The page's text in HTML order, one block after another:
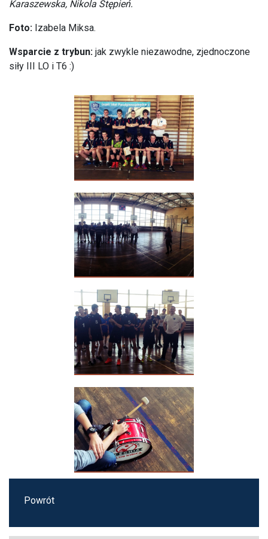
Karaszewska, Nikola Stępień.
Foto: Izabela Miksa.
Wsparcie z trybun: jak zwykle niezawodne, zjednoczone
siły III LO i T6 :)
Powrót